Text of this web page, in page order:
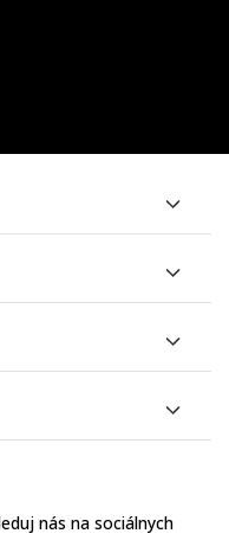
nás na sociálnych